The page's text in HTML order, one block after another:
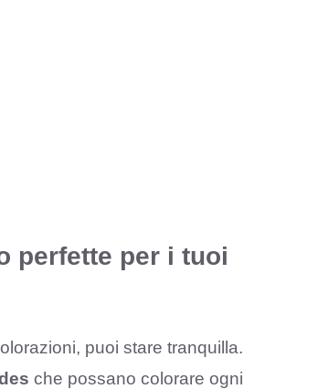
perfette per i tuoi
puoi stare tranquilla.
che possano colorare ogni